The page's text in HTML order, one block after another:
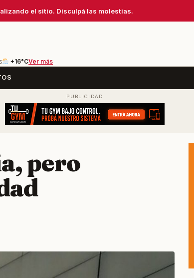
el sitio. Disculpá las molestias.
+16°CVer más
pero